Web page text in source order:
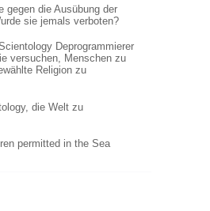
gegen die Ausübung der
sie jemals verboten?
Deprogrammierer
versuchen, Menschen zu
Religion zu
die Welt zu
permitted in the Sea